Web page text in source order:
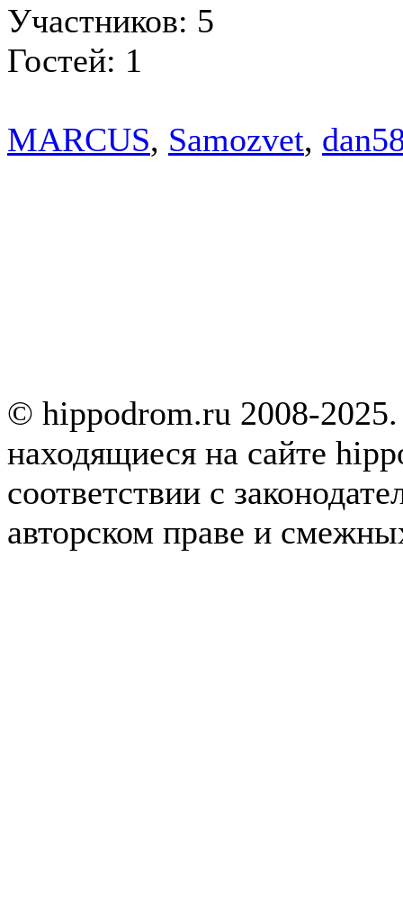
Участников: 5
Гостей: 1
MARCUS, Samozvet,
© hippodrom.ru 2008-
находящиеся на сайте
соответствии с
авторском праве и